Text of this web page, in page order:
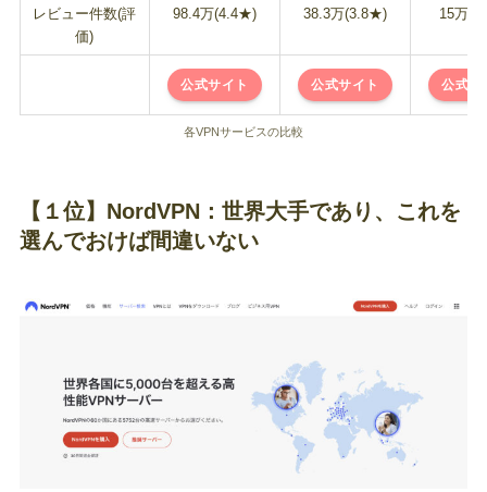
レビュー件数(評
価)
98.4万(4.4★)
38.3万(3.8★)
15万
公式サイト 公式サイト 公式サ
各VPNサービスの比較
【１位】NordVPN：世界大手であり、これを
選んでおけば間違いない